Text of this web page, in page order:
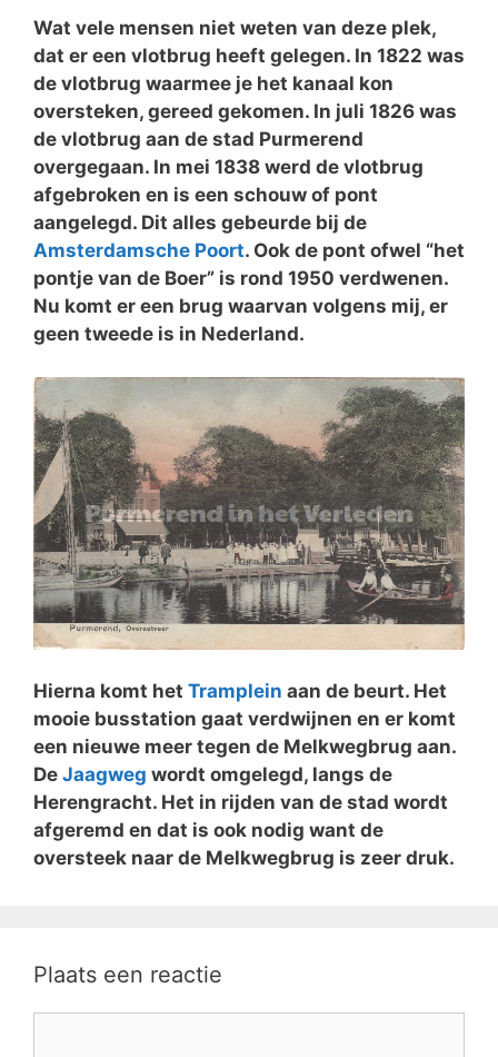
Wat vele mensen niet weten van deze plek,
dat er een vlotbrug heeft gelegen. In 1822 was
de vlotbrug waarmee je het kanaal kon
oversteken, gereed gekomen. In juli 1826 was
de vlotbrug aan de stad Purmerend
overgegaan. In mei 1838 werd de vlotbrug
afgebroken en is een schouw of pont
aangelegd. Dit alles gebeurde bij de
Amsterdamsche Poort. Ook de pont ofwel “het
pontje van de Boer” is rond 1950 verdwenen.
Nu komt er een brug waarvan volgens mij, er
geen tweede is in Nederland.
Hierna komt het Tramplein aan de beurt. Het
mooie busstation gaat verdwijnen en er komt
een nieuwe meer tegen de Melkwegbrug aan.
De Jaagweg wordt omgelegd, langs de
Herengracht. Het in rijden van de stad wordt
afgeremd en dat is ook nodig want de
oversteek naar de Melkwegbrug is zeer druk.
Plaats een reactie